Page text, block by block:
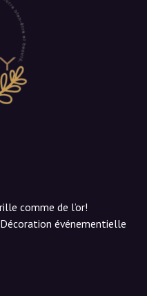
comme de l’or!
événementielle